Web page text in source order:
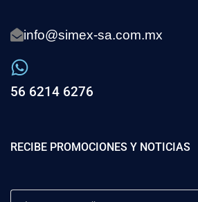
info@simex-sa.com.mx
56 6214 6276
RECIBE PROMOCIONES Y NOTICIAS